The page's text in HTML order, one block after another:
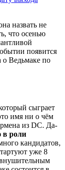
назвать не
что осенью
появится
о Ведьмаке по
сыграет
имя ни о чём
из DC. Да-
в роли
кандидатов,
уже 8
внушительным